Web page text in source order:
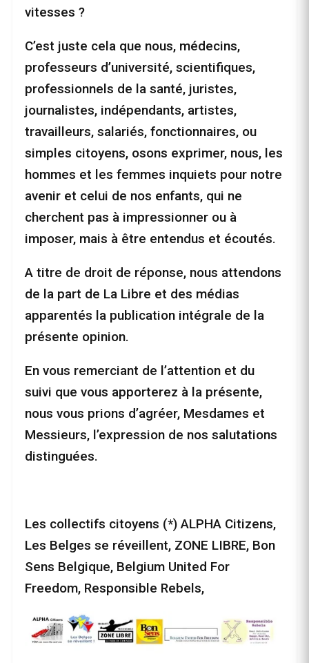
vitesses ?
C’est juste cela que nous, médecins,
professeurs d’université, scientifiques,
professionnels de la santé, juristes,
journalistes, indépendants, artistes,
travailleurs, salariés, fonctionnaires, ou
simples citoyens, osons exprimer, nous, les
hommes et les femmes inquiets pour notre
avenir et celui de nos enfants, qui ne
cherchent pas à impressionner ou à
imposer, mais à être entendus et écoutés.
A titre de droit de réponse, nous attendons
de la part de La Libre et des médias
apparentés la publication intégrale de la
présente opinion.
En vous remerciant de l’attention et du
suivi que vous apporterez à la présente,
nous vous prions d’agréer, Mesdames et
Messieurs, l’expression de nos salutations
distinguées.
Les collectifs citoyens (*) ALPHA Citizens,
Les Belges se réveillent, ZONE LIBRE, Bon
Sens Belgique, Belgium United For
Freedom, Responsible Rebels,